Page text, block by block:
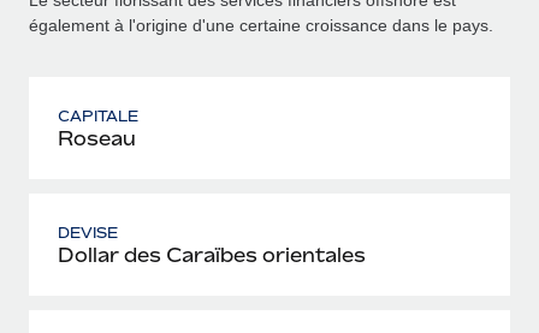
également à l'origine d'une certaine croissance dans le pays.
CAPITALE
Roseau
DEVISE
Dollar des Caraïbes orientales